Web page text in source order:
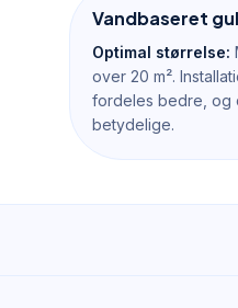
Vandbaseret
Optimal størrelse:
over 20 m².
fordeles bedre, og
betydelige.